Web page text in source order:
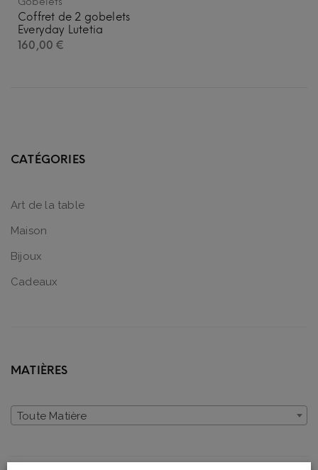
CATÉGORIES
Art de la table
Maison
Bijoux
Cadeaux
MATIÈRES
Toute Matière
Coffret de 2 gobelets
Everyday Lutetia
160,00€